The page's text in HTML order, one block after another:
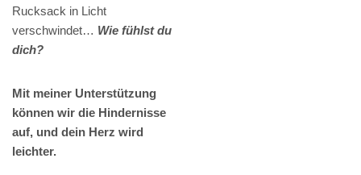
Rucksack in Licht
verschwindet… Wie fühlst du
dich?
Mit meiner Unterstützung
können wir die Hindernisse
auf, und dein Herz wird
leichter.